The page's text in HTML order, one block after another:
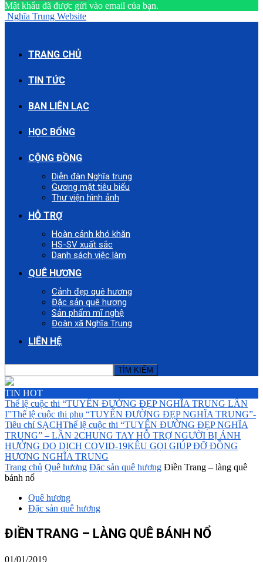
Mật khẩu đã được gửi vào email của bạn.
Nghĩa Trung Website
TRANG CHỦ
TIN TỨC
BAN LIÊN LẠC
HỌC BỔNG
CỘNG ĐỒNG
Diễn đàn Nghĩa trung
Gương mặt tiêu biểu
Thư viện hình ảnh
HỖ TRỢ
Hoàn cảnh khó khăn
HS-SV xuất sắc
Danh sách việc làm
QUÊ HƯƠNG
Cảnh đẹp quê hương
Đặc sản quê hương
Sản phẩm mĩ nghệ
Đoàn xã Nghĩa Trung
LIÊN HỆ
TIN HOT
Thể lệ cuộc thi “TUYẾN ĐƯỜNG ĐẸP NGHĨA TRUNG LẦN
I”Thể lệ cuộc thi phụ “TUYẾN ĐƯỜNG ĐẸP NGHĨA TRUNG”-
Tiêu chí SẠCHThể lệ cuộc thi “TUYẾN ĐƯỜNG ĐẸP NGHĨA
TRUNG” – LẦN 2CHUNG TAY HỖ TRỢ NGƯỜI BỊ ẢNH
HƯỞNG DO DỊCH COVID-19KÊU GỌI GIÚP ĐỠ ĐỒNG
HƯƠNG NGHĨA TRUNG
Trang chủ Quê hương Đặc sản quê hương Điền Trang – làng quê
bánh nổ
Quê hương
Đặc sản quê hương
ĐIỀN TRANG – LÀNG QUÊ BÁNH NỔ
01/01/2019